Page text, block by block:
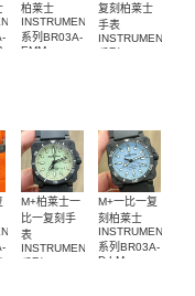
柏莱士
INSTRUMENTS
系列BR03A-
EMM-
复刻柏莱士
手表
INSTRUMENTS
M+柏莱士一
比一复刻手
表
INSTRUMENTS
M+一比一复
刻柏莱士
INSTRUMENTS
系列BR03A-
D-LM-